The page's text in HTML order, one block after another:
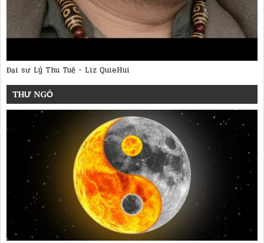
Đại sư Lý Thu Tuệ - Liz QuieHui
THƯ NGỎ